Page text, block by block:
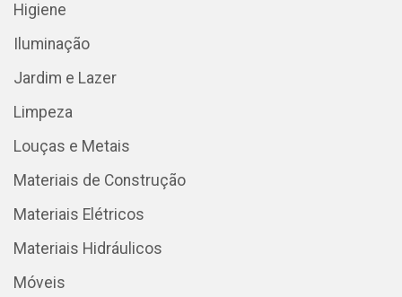
Higiene
Iluminação
Jardim e Lazer
Limpeza
Louças e Metais
Materiais de Construção
Materiais Elétricos
Materiais Hidráulicos
Móveis